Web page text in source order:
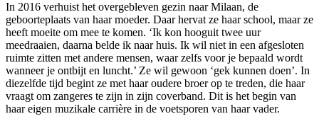
In 2016 verhuist het overgebleven gezin naar Milaan, de
geboorteplaats van haar moeder. Daar hervat ze haar school, maar ze
heeft moeite om mee te komen. ‘Ik kon hooguit twee uur
meedraaien, daarna belde ik naar huis. Ik wil niet in een afgesloten
ruimte zitten met andere mensen, waar zelfs voor je bepaald wordt
wanneer je ontbijt en luncht.’ Ze wil gewoon ‘gek kunnen doen’. In
diezelfde tijd begint ze met haar oudere broer op te treden, die haar
vraagt om zangeres te zijn in zijn coverband. Dit is het begin van
haar eigen muzikale carrière in de voetsporen van haar vader.